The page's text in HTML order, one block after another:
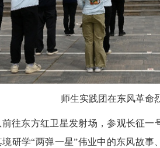
师生实践团在东风革命
往东方红卫星发射场，参观长征
研学“两弹一星”伟业中的东风故